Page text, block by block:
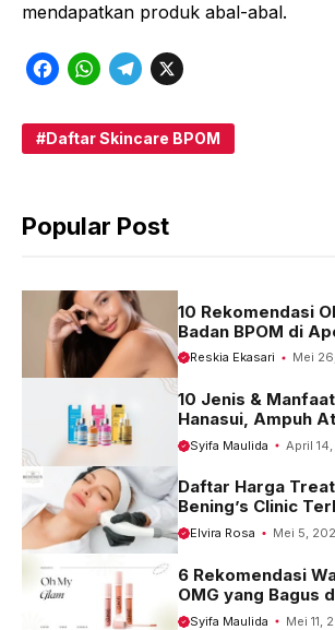
mendapatkan produk abal-abal.
F
c
o
W
a
A
p
T
l
r
m
X
Daftar Skincare BPOM
Popular Post
10 Rekomendasi
Badan BPOM di
Harganya
Reskia Ekasari Mei
10 Jenis &
Hanasui, Ampuh
Kulit
Syifa Maulida April
Daftar Harga
Bening’s Clinic
Terbaru 2023
Elvira Rosa Mei 5,
6 Rekomendasi
OMG yang Bagus
Seharian
Syifa Maulida Mei 11,